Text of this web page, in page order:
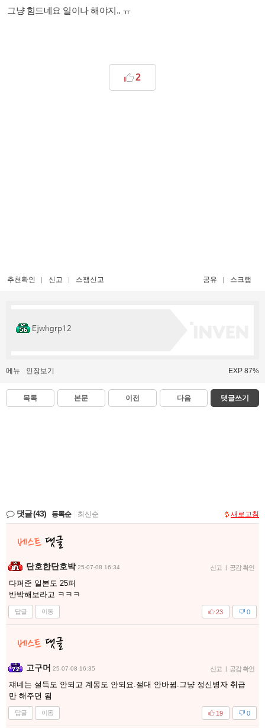
그냥 힘드네요 일이나 해야지.. ㅠ
2
추천확인 신고 스팸신고 공유 스크랩
Ejwhgrp12
메뉴 인장보기 EXP 87%
목록 본문 이전 다음 댓글쓰기
댓글(43) 등록순 최신순 새로고침
단호한단호박 25-07-08 16:34 신고 | 공감 확인
다퍼준 일본도 25퍼
반박해보라고 ㅋㅋㅋ
답글 이동 0
23
고구머 25-07-08 16:35 신고 | 공감 확인
쟤네는 설득도 안되고 계몽도 안되요.절대 안바뀜.그냥 정신병자 취급
만 해주면 됨
답글 이동 0
19